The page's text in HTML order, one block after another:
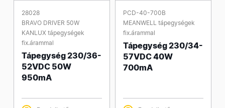
28028
BRAVO DRIVER 50W
KANLUX tápegységek
fix.árammal
Tápegység 230/36-
52VDC 50W
950mA
PCD-40-700B
MEANWELL tápegységek
fix.árammal
Tápegység 230/34-
57VDC 40W
700mA